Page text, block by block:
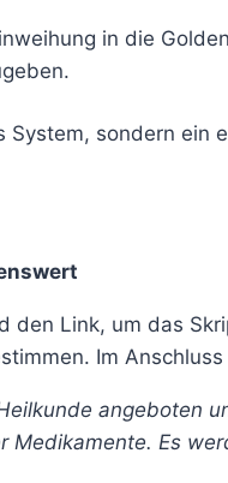
in die
System, sondern
den Link, um das
Im
angeboten
Medikamente. Es